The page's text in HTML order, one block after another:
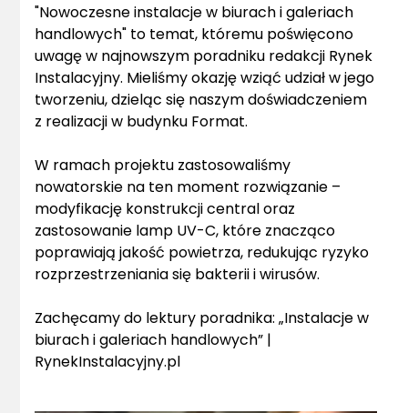
"Nowoczesne instalacje w biurach i galeriach
handlowych" to temat, któremu poświęcono
uwagę w najnowszym poradniku redakcji Rynek
Instalacyjny. Mieliśmy okazję wziąć udział w jego
tworzeniu, dzieląc się naszym doświadczeniem
z realizacji w budynku Format.
W ramach projektu zastosowaliśmy
nowatorskie na ten moment rozwiązanie –
modyfikację konstrukcji central oraz
zastosowanie lamp UV-C, które znacząco
poprawiają jakość powietrza, redukując ryzyko
rozprzestrzeniania się bakterii i wirusów.
Zachęcamy do lektury poradnika:„Instalacje w
biurach i galeriach handlowych” |
RynekInstalacyjny.pl